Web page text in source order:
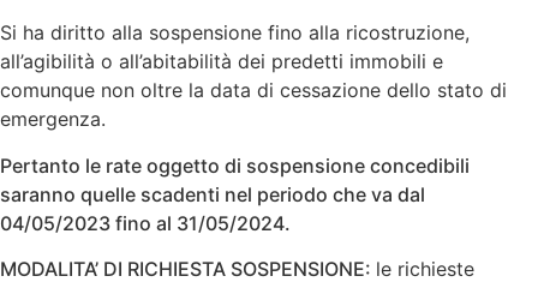
Si ha diritto alla sospensione fino alla ricostruzione,
all’agibilità o all’abitabilità dei predetti immobili e
comunque non oltre la data di cessazione dello stato di
emergenza.
Pertanto le rate oggetto di sospensione concedibili
saranno quelle scadenti nel periodo che va dal
04/05/2023 fino al 31/05/2024.
MODALITA’ DI RICHIESTA SOSPENSIONE: le richieste